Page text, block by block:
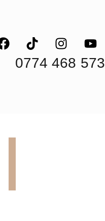
0774 468 573